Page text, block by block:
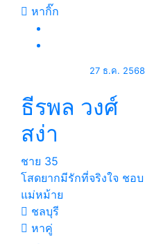
หากิ๊ก
27 ธ.ค. 2568
ธีรพล วงศ์
สง่า
ชาย 35
โสดยากมีรักที่จริงใจ ชอบ
แม่หม้าย
ชลบุรี
หาคู่